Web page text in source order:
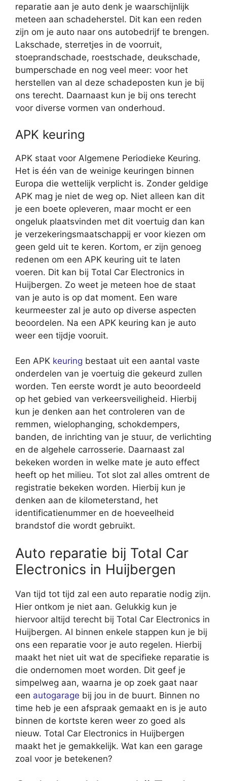
reparatie aan je auto denk je waarschijnlijk
meteen aan schadeherstel. Dit kan een reden
zijn om je auto naar ons autobedrijf te brengen.
Lakschade, sterretjes in de voorruit,
stoeprandschade, roestschade, deukschade,
bumperschade en nog veel meer: voor het
herstellen van al deze schadeposten kun je bij
ons terecht. Daarnaast kun je bij ons terecht
voor diverse vormen van onderhoud.
APK keuring
APK staat voor Algemene Periodieke Keuring.
Het is één van de weinige keuringen binnen
Europa die wettelijk verplicht is. Zonder geldige
APK mag je niet de weg op. Niet alleen kan dit
je een boete opleveren, maar mocht er een
ongeluk plaatsvinden met dit voertuig dan kan
je verzekeringsmaatschappij er voor kiezen om
geen geld uit te keren. Kortom, er zijn genoeg
redenen om een APK keuring uit te laten
voeren. Dit kan bij Total Car Electronics in
Huijbergen. Zo weet je meteen hoe de staat
van je auto is op dat moment. Een ware
keurmeester zal je auto op diverse aspecten
beoordelen. Na een APK keuring kan je auto
weer een tijdje vooruit.
Een APK keuring bestaat uit een aantal vaste
onderdelen van je voertuig die gekeurd zullen
worden. Ten eerste wordt je auto beoordeeld
op het gebied van verkeersveiligheid. Hierbij
kun je denken aan het controleren van de
remmen, wielophanging, schokdempers,
banden, de inrichting van je stuur, de verlichting
en de algehele carrosserie. Daarnaast zal
bekeken worden in welke mate je auto effect
heeft op het milieu. Tot slot zal alles omtrent de
registratie bekeken worden. Hierbij kun je
denken aan de kilometerstand, het
identificatienummer en de hoeveelheid
brandstof die wordt gebruikt.
Auto reparatie bij Total Car
Electronics in Huijbergen
Van tijd tot tijd zal een auto reparatie nodig zijn.
Hier ontkom je niet aan. Gelukkig kun je
hiervoor altijd terecht bij Total Car Electronics in
Huijbergen. Al binnen enkele stappen kun je bij
ons een reparatie voor je auto regelen. Hierbij
maakt het niet uit wat de specifieke reparatie is
die ondernomen moet worden. Dit geef je
simpelweg aan, waarna je op zoek gaat naar
een autogarage bij jou in de buurt. Binnen no
time heb je een afspraak gemaakt en is je auto
binnen de kortste keren weer zo goed als
nieuw. Total Car Electronics in Huijbergen
maakt het je gemakkelijk. Wat kan een garage
zoal voor je betekenen?